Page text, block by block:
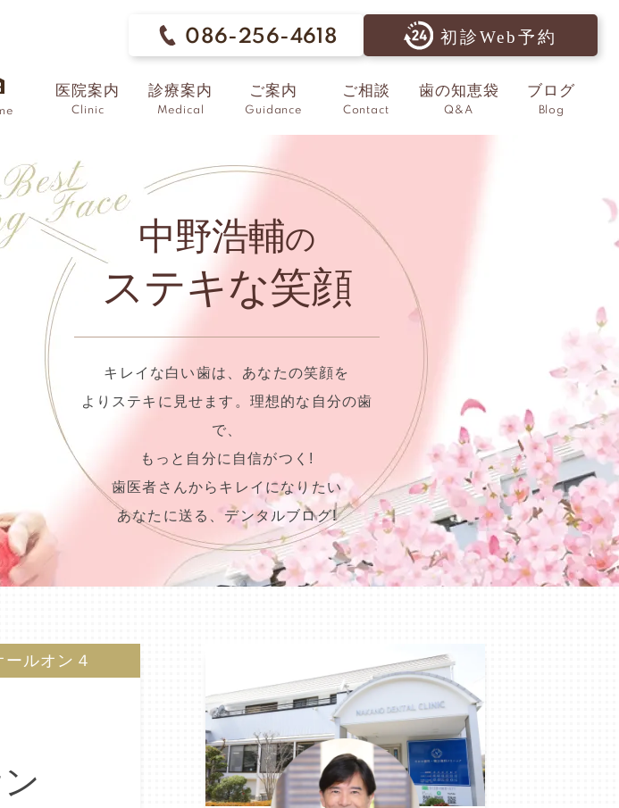
086-256-4618 初診Web予約
医院案内
Clinic
診療案内
Medical
ご案内
Guidance
ご相談
Contact
歯の知恵袋
Q&A
ブログ
Blog
中野浩輔の
ステキな笑顔
キレイな白い歯は、あなたの笑顔を
よりステキに見せます。理想的な自分の歯
で、
もっと自分に自信がつく!
歯医者さんからキレイになりたい
あなたに送る、デンタルブログ!
ルオン４